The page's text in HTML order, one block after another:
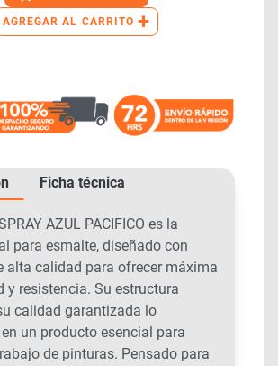
AGREGAR AL CARRITO +
Ficha técnica
AZUL PACIFICO es la
para esmalte, diseñado con
alta calidad para ofrecer máxima
y resistencia. Su estructura
calidad garantizada lo
un producto esencial para
de pinturas. Pensado para